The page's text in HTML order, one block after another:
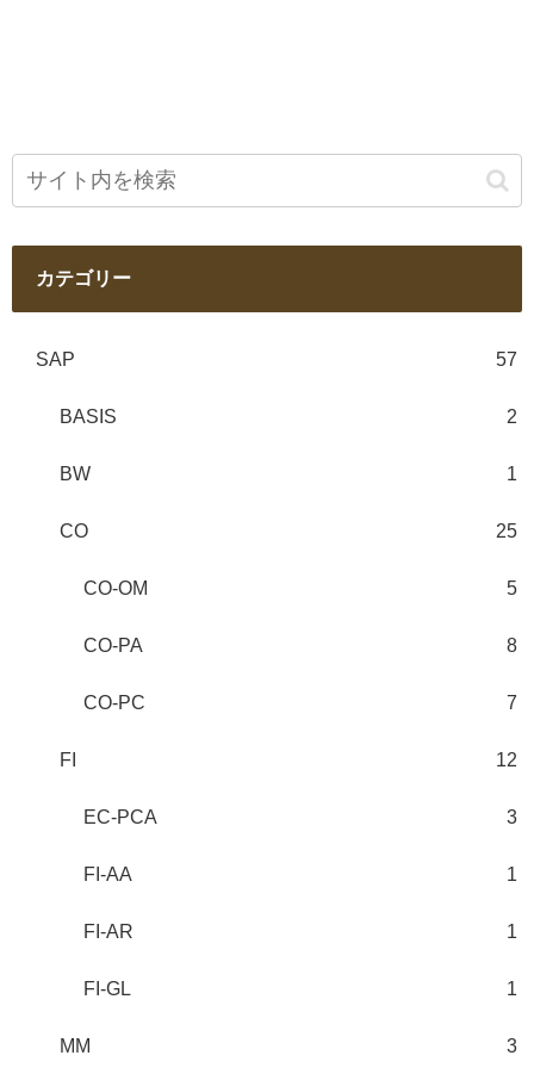
カテゴリー
SAP 57
BASIS 2
BW 1
CO 25
CO-OM 5
CO-PA 8
CO-PC 7
FI 12
EC-PCA 3
FI-AA 1
FI-AR 1
FI-GL 1
MM 3